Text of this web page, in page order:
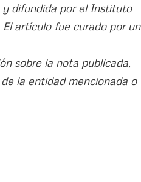
y difundida por el Instituto
El artículo fue curado por un
sobre la nota publicada,
la entidad mencionada o